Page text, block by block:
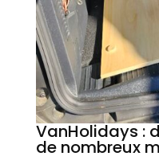
VanHolidays :
de nombreux